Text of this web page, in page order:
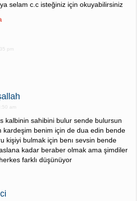
selam c.c isteğiniz için okuyabilirsiniz
pm
am
kalbinin sahibini bulur sende bulursun
kardeşim benim için de dua edin bende
kişiyi bulmak için benı sevsin bende
kadar beraber olmak ama şimdiler
farklı düşünüyor